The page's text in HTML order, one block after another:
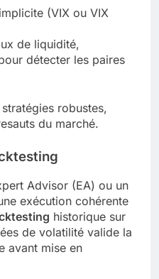
(VIX ou VIX
de liquidité,
détecter les paires
robustes,
du marché.
Advisor (EA) ou un
exécution cohérente
historique sur
de volatilité valide la
avant mise en